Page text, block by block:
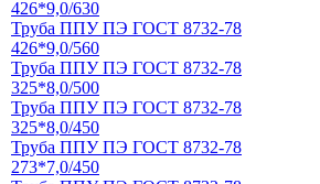
426*9,0/630
Труба ППУ ПЭ ГОСТ 8732-78
426*9,0/560
Труба ППУ ПЭ ГОСТ 8732-78
325*8,0/500
Труба ППУ ПЭ ГОСТ 8732-78
325*8,0/450
Труба ППУ ПЭ ГОСТ 8732-78
273*7,0/450